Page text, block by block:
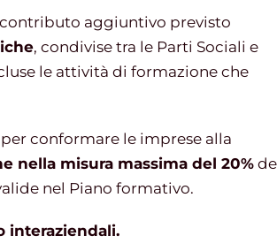
aggiuntivo previsto
, condivise tra le Parti Sociali e
le attività di formazione che
conformare le imprese alla
nella misura massima del 20%
nel Piano formativo.
interaziendali.